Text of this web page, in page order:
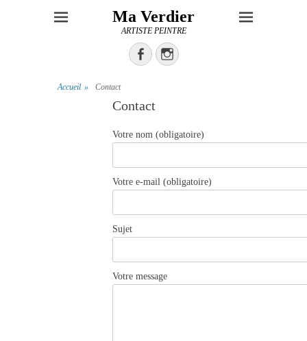
Ma Verdier
ARTISTE PEINTRE
FacebookInstagram
Accueil » Contact
Contact
Votre nom (obligatoire)
Votre e-mail (obligatoire)
Sujet
Votre message